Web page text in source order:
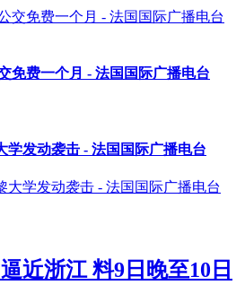
免费一个月 - 法国国际广播电台
学发动袭击 - 法国国际广播电台
近浙江 料9日晚至10日